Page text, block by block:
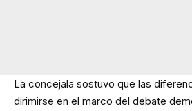
La concejala sostuvo que las
dirimirse en el marco del debate